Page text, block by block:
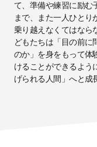
て、準備や練習に励む
まで、また⼀⼈ひとり
乗り越えなくてはなら
どもたちは「⽬の前に
のか」を⾝をもって体
けることができるよう
げられる人間」へと成